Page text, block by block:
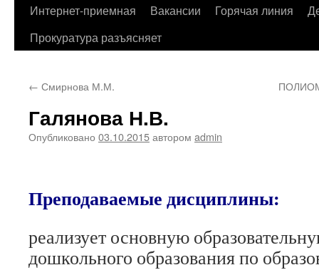
Интернет-приемная
Вакансии Горячая линия
Прокуратура разъясняет
← Смирнова М.М.
Галянова Н.В.
Опубликовано 03.10.2015автором admin
Преподаваемые дисциплины:
реализует основную
дошкольного образования по